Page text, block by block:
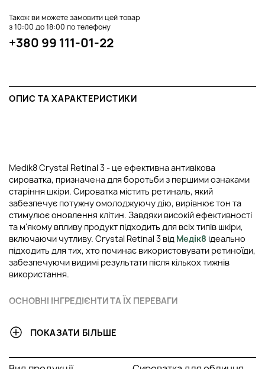
Також ви можете замовити цей товар
з 10:00 до 18:00 по телефону
+380 99 111-01-22
ОПИС ТА ХАРАКТЕРИСТИКИ
Medik8 Crystal Retinal 3 - це ефективна антивікова
сироватка, призначена для боротьби з першими ознаками
старіння шкіри. Сироватка містить ретиналь, який
забезпечує потужну омолоджуючу дію, вирівнює тон та
стимулює оновлення клітин. Завдяки високій ефективності
та м'якому впливу продукт підходить для всіх типів шкіри,
включаючи чутливу. Crystal Retinal 3 від Медік8 ідеально
підходить для тих, хто починає використовувати ретиноїди,
забезпечуючи видимі результати після кількох тижнів
використання.
ОСНОВНІ ІНГРЕДІЄНТИ ТА ЇХ ПЕРЕВАГИ
Ретинальдегід: Активна форма вітаміну A, яка чинить
омолоджуючу дію, прискорює оновлення клітин та
зморшок та поліпшенню пружності.
ПОКАЗАТИ БІЛЬШЕ